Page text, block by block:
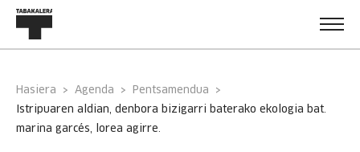
Hasiera Agenda
Pentsamendua
marina garcés, lorea agirre.